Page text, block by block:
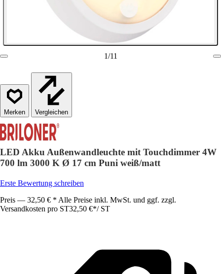
1/11
Vergleichen
LED Akku Außenwandleuchte mit Touchdimmer 4W
700 lm 3000 K Ø 17 cm Puni weiß/matt
Erste Bewertung schreiben
Preis — 32,50 € * Alle Preise inkl. MwSt. und ggf. zzgl.
Versandkosten pro ST32,50 €*/ ST